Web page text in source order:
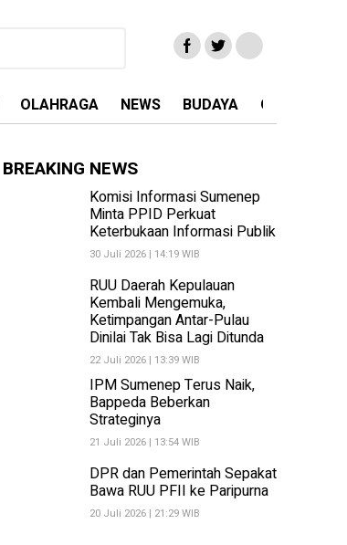
OLAHRAGA NEWS BUDAYA OPINI
BREAKING NEWS
Komisi Informasi Sumenep
Minta PPID Perkuat
Keterbukaan Informasi Publik
30 Juli 2026 | 14:19 WIB
RUU Daerah Kepulauan
Kembali Mengemuka,
Ketimpangan Antar-Pulau
Dinilai Tak Bisa Lagi Ditunda
22 Juli 2026 | 13:39 WIB
IPM Sumenep Terus Naik,
Bappeda Beberkan
Strateginya
21 Juli 2026 | 13:54 WIB
DPR dan Pemerintah Sepakat
Bawa RUU PFII ke Paripurna
20 Juli 2026 | 21:29 WIB